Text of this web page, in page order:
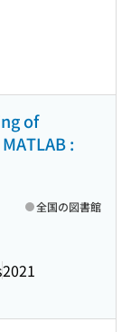
of
:
2021
全国の図書館